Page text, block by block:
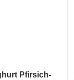
Pfirsich-